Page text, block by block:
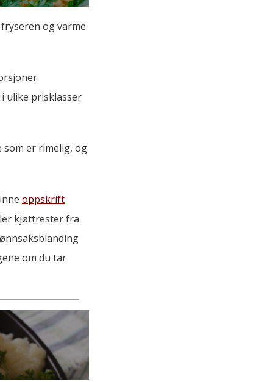
og varme
ulike prisklasser
er rimelig, og
oppskrift
kjøttrester fra
om du tar